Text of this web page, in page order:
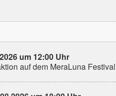
um 12:00 Uhr
auf dem MeraLuna Festival